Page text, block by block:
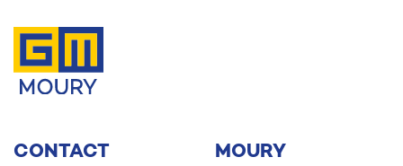
Contactez-nous
CONTACT
MOURY